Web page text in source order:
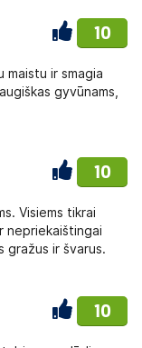
10
maistu ir smagia
gyvūnams,
10
Visiems tikrai
nepriekaištingai
gražus ir švarus.
10